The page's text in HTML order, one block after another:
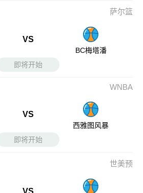
萨尔篮
VS
BC梅塔潘
即将开始
WNBA
VS
西雅图风暴
即将开始
世美预
VS